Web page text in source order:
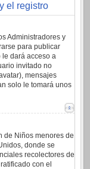
el registro
Administradores y
para publicar
le dará acceso a
invitado no
mensajes
solo le tomará unos
de Niños menores de
donde se
recolectores de
con el